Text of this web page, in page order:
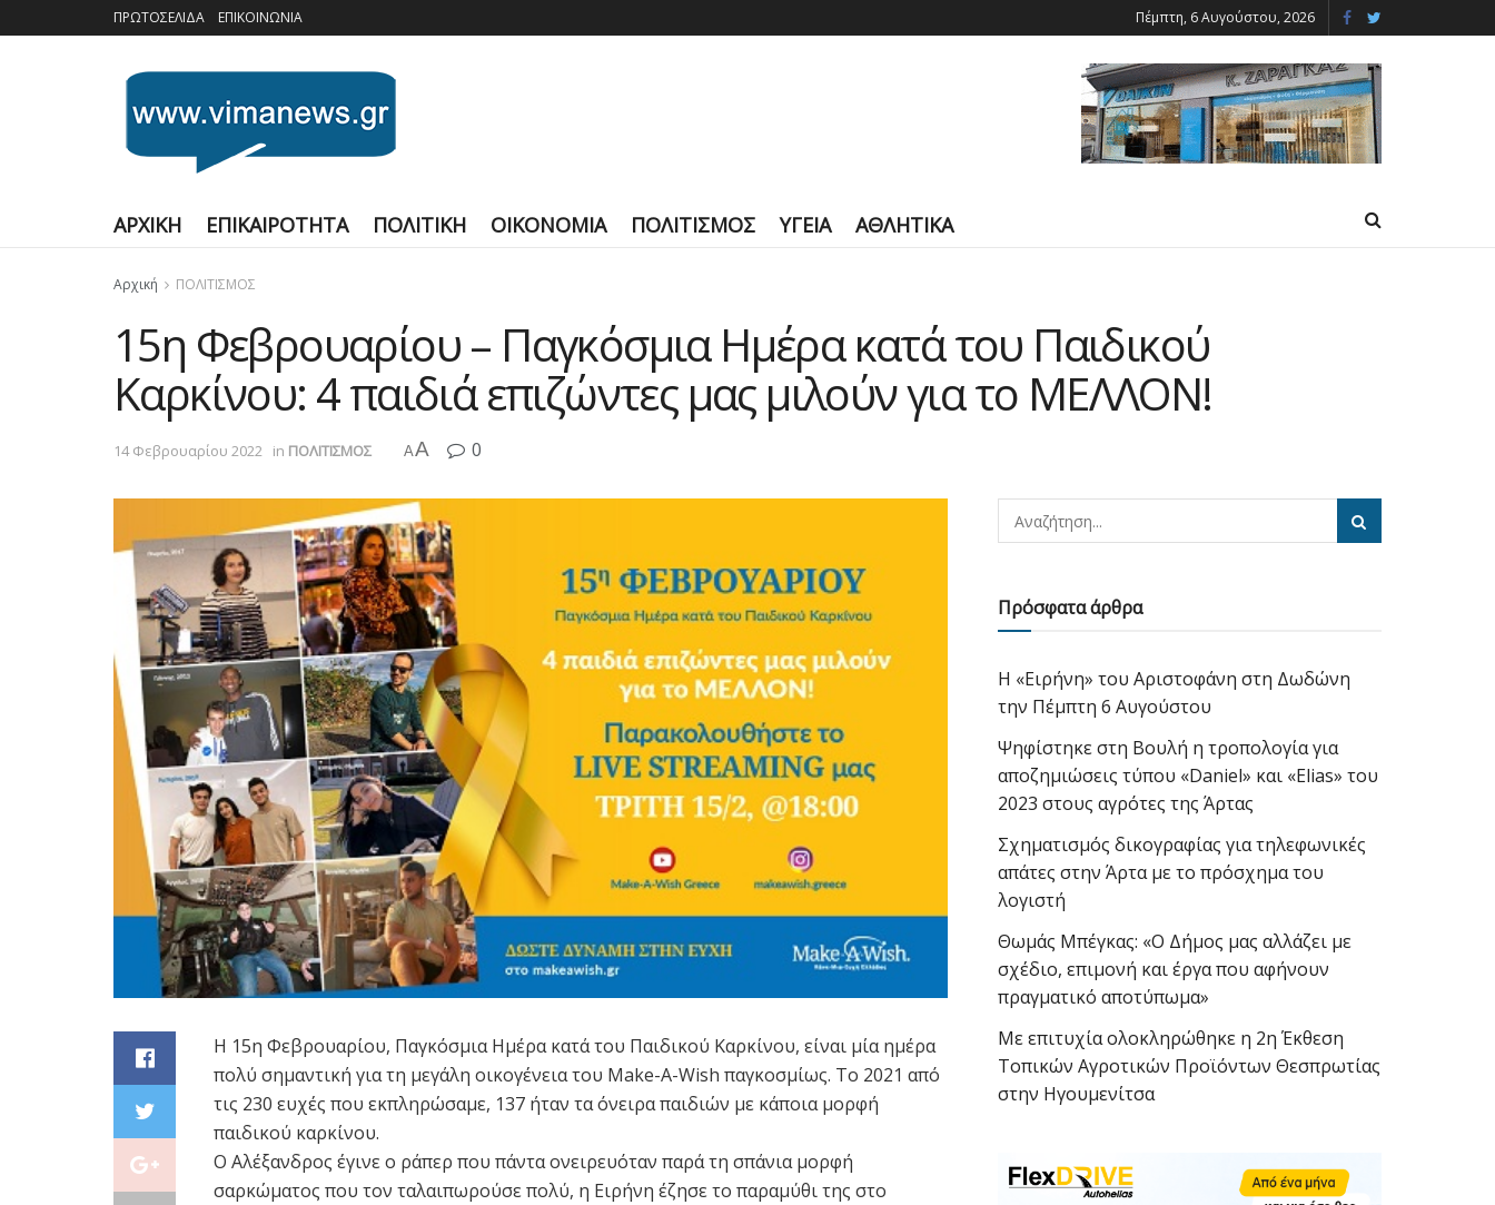
ΠΡΩΤΟΣΕΛΙΔΑ ΕΠΙΚΟΙΝΩΝΙΑ Πέμπτη, 6 Αυγούστου, 2026
ΑΡΧΙΚΗ ΕΠΙΚΑΙΡΟΤΗΤΑ ΠΟΛΙΤΙΚΗ ΟΙΚΟΝΟΜΙΑ ΠΟΛΙΤΙΣΜΟΣ ΥΓΕΙΑ ΑΘΛΗΤΙΚΑ
Αρχική ΠΟΛΙΤΙΣΜΟΣ
15η Φεβρουαρίου – Παγκόσμια Ημέρα κατά του Παιδικού
Καρκίνου: 4 παιδιά επιζώντες μας μιλούν για το ΜΕΛΛΟΝ!
14 Φεβρουαρίου 2022 in ΠΟΛΙΤΙΣΜΟΣ AA 0
Η 15η Φεβρουαρίου, Παγκόσμια Ημέρα κατά του Παιδικού Καρκίνου, είναι μία ημέρα
πολύ σημαντική για τη μεγάλη οικογένεια του Make-A-Wish παγκοσμίως. Το 2021 από
τις 230 ευχές που εκπληρώσαμε, 137 ήταν τα όνειρα παιδιών με κάποια μορφή
παιδικού καρκίνου.
Ο Αλέξανδρος έγινε ο ράπερ που πάντα ονειρευόταν παρά τη σπάνια μορφή
σαρκώματος που τον ταλαιπωρούσε πολύ, η Ειρήνη έζησε το παραμύθι της στο
Πρόσφατα άρθρα
Η «Ειρήνη» του Αριστοφάνη στη Δωδώνη
την Πέμπτη 6 Αυγούστου
Ψηφίστηκε στη Βουλή η τροπολογία για
αποζημιώσεις τύπου «Daniel» και «Elias» του
2023 στους αγρότες της Άρτας
Σχηματισμός δικογραφίας για τηλεφωνικές
απάτες στην Άρτα με το πρόσχημα του
λογιστή
Θωμάς Μπέγκας: «Ο Δήμος μας αλλάζει με
σχέδιο, επιμονή και έργα που αφήνουν
πραγματικό αποτύπωμα»
Με επιτυχία ολοκληρώθηκε η 2η Έκθεση
Τοπικών Αγροτικών Προϊόντων Θεσπρωτίας
στην Ηγουμενίτσα